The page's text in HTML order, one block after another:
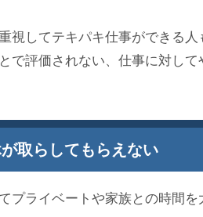
視してテキパキ仕事ができる
で評価されない、仕事に対し
取らしてもらえない
プライベートや家族との時間を